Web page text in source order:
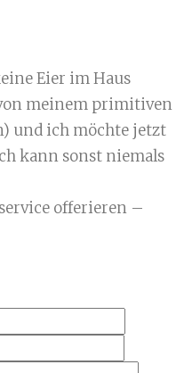
Eier im Haus
meinem primitiven
und ich möchte jetzt
kann sonst niemals
offerieren –